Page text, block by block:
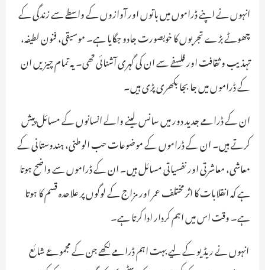
انہوں نے اپنے ڈراموں میں باتوں اور آوازوں کے واسطے سے زندگی کے
چھوٹے بڑے تجربوں کا خوبصورت جادو جگایا ہے۔ موسیقی، فنون لطیفہ،
تہذیب و ثقافت اور فلسفے سے ان کی گہری آشنائی تھی۔ یہ تمام چیزیں ان
کے ڈراموں میں جا بجا بکھری پڑی ہیں۔
ان کے ڈرامے جدید دور میں سانس لینے والے انسانوں کے مسائل پیش
کرتے ہیں۔ ان کے ڈراموں کے موضوعات حب الوطنی، ہندوستانی کے
معاشی، معاشرتی اور نفسیاتی مسائل ہیں۔ ان کے ڈراموں سے واضح ہوتا
ہے کہ انقلابات کا اثر مختلف عمر اور مزاج کے لوگوں پر علاحدہ قسم کا ہوتا
ہے۔ وقت اس میں اہم کردار ادا کرتا ہے۔
انہوں نے ریڈیو کے لیے بہت اہم ڈرامے لکھے جن کے مجموعے شائع